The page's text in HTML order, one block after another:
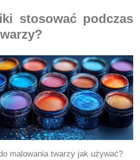
stosować podczas
malowania twarzy jak używać?